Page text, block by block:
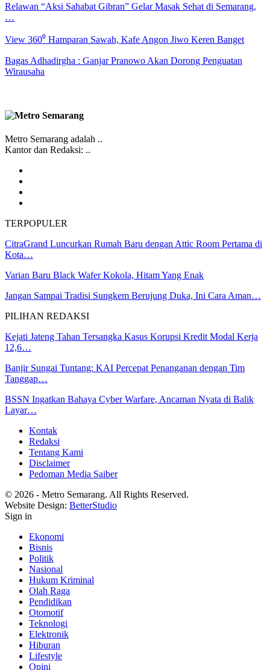
Relawan “Aksi Sahabat Gibran” Gelar Masak Sehat di Semarang,
…
View 360⁰ Hamparan Sawah, Kafe Angon Jiwo Keren Banget
Bagas Adhadirgha : Ganjar Pranowo Akan Dorong Penguatan
Wirausaha
Metro Semarang adalah ..
Kantor dan Redaksi: ..
TERPOPULER
CitraGrand Luncurkan Rumah Baru dengan Attic Room Pertama di
Kota…
Varian Baru Black Wafer Kokola, Hitam Yang Enak
Jangan Sampai Tradisi Sungkem Berujung Duka, Ini Cara Aman…
PILIHAN REDAKSI
Kejati Jateng Tahan Tersangka Kasus Korupsi Kredit Modal Kerja
12,6…
Banjir Sungai Tuntang: KAI Percepat Penanganan dengan Tim
Tanggap…
BSSN Ingatkan Bahaya Cyber Warfare, Ancaman Nyata di Balik
Layar…
Kontak
Redaksi
Tentang Kami
Disclaimer
Pedoman Media Saiber
© 2026 - Metro Semarang. All Rights Reserved.
Website Design: BetterStudio
Sign in
Ekonomi
Bisnis
Politik
Nasional
Hukum Kriminal
Olah Raga
Pendidikan
Otomotif
Teknologi
Elektronik
Hiburan
Lifestyle
Opini